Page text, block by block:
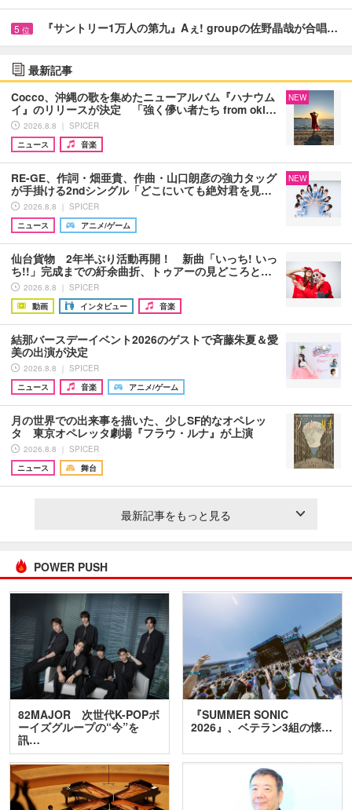
5 位 『サントリー1万人の第九』Aぇ! groupの佐野晶哉が合唱…
最新記事
Cocco、沖縄の歌を集めたニューアルバム『ハナウム
イ』のリリースが決定 「強く儚い者たち from oki…
2026.8.8 ｜ SPICER
ニュース
音楽
NEW
RE-GE、作詞・畑亜貴、作曲・山口朗彦の強力タッグ
が手掛ける2ndシングル「どこにいても絶対君を見…
2026.8.8 ｜ SPICER
ニュース
アニメ/ゲーム
NEW
仙台貨物 2年半ぶり活動再開！ 新曲「いっち! いっ
ち!!」完成までの紆余曲折、トゥアーの見どころと…
2026.8.8 ｜ SPICER
動画
インタビュー 音楽
結那バースデーイベント2026のゲストで斉藤朱夏＆愛
美の出演が決定
2026.8.8 ｜ SPICER
ニュース
音楽 アニメ/ゲーム
月の世界での出来事を描いた、少しSF的なオペレッ
タ 東京オペレッタ劇場『フラウ・ルナ』が上演
2026.8.8 ｜ SPICER
ニュース
舞台
最新記事をもっと見る
POWER PUSH
82MAJOR 次世代K-POPボ
ーイズグループの“今”を
訊…
『SUMMER SONIC
2026』、ベテラン3組の懐…